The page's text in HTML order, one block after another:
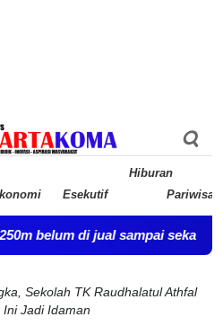
Esekutif
Hiburan
Pariwisata
di jual sampai sekarang.-
Sekolah TK Raudhalatul Athfal
Jadi Idaman